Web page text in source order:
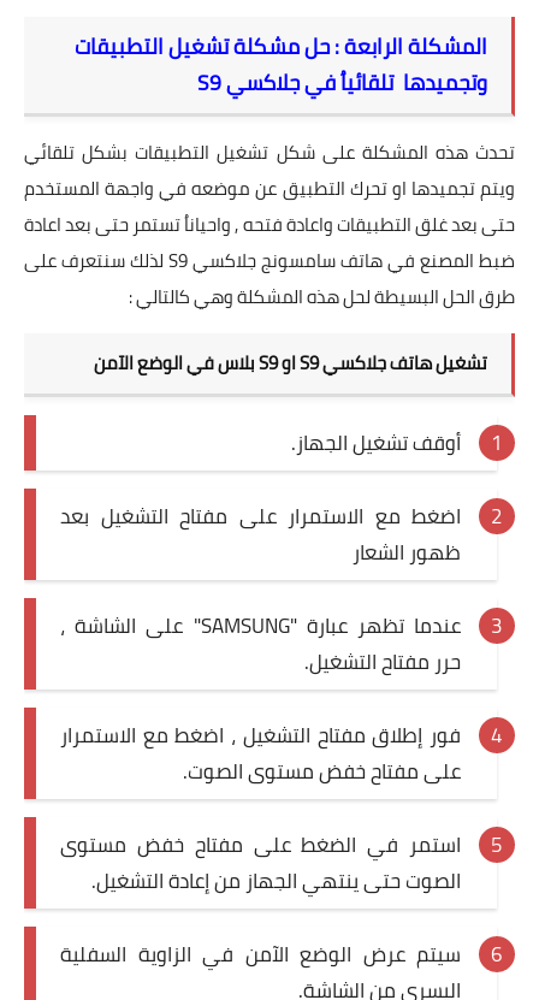
المشكلة الرابعة : حل مشكلة تشغيل التطبيقات
وتجميدها تلقائياُ في جلاكسي S9
تحدث هذه المشكلة على شكل تشغيل التطبيقات بشكل تلقائي
ويتم تجميدها او تحرك التطبيق عن موضعه في واجهة المستخدم
حتى بعد غلق التطبيقات واعادة فتحه , واحياناُ تستمر حتى بعد اعادة
ضبط المصنع في هاتف سامسونج جلاكسي S9 لذلك سنتعرف على
طرق الحل البسيطة لحل هذه المشكلة وهي كالتالي :
تشغيل هاتف جلاكسي S9 او S9 بلاس في الوضع الآمن
أوقف تشغيل الجهاز.
اضغط مع الاستمرار على مفتاح التشغيل بعد
ظهور الشعار
عندما تظهر عبارة "SAMSUNG" على الشاشة ،
حرر مفتاح التشغيل.
فور إطلاق مفتاح التشغيل ، اضغط مع الاستمرار
على مفتاح خفض مستوى الصوت.
استمر في الضغط على مفتاح خفض مستوى
الصوت حتى ينتهي الجهاز من إعادة التشغيل.
سيتم عرض الوضع الآمن في الزاوية السفلية
اليسرى من الشاشة.